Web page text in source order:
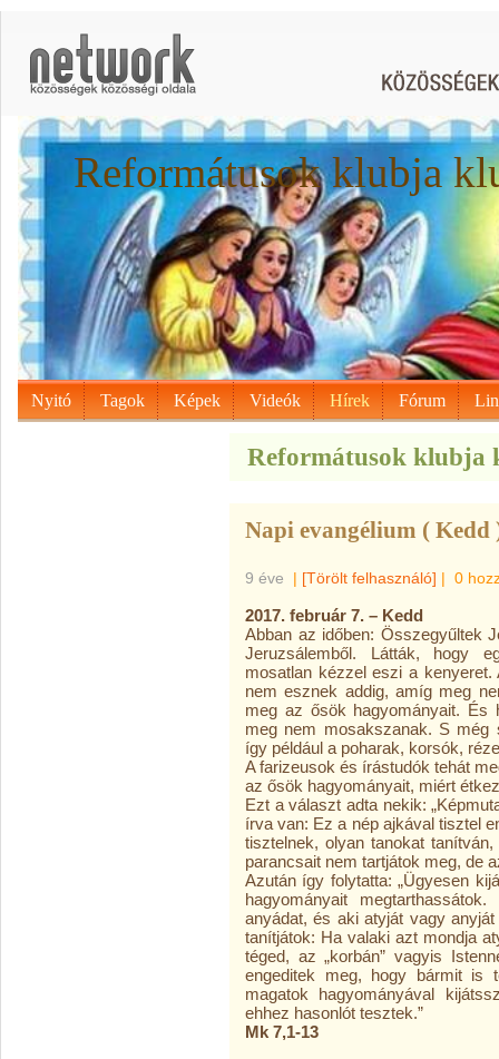
Reformátusok klubja
Nyitó Tagok Képek Videók Hírek Fórum
Reformátusok klubja
Napi evangélium ( Kedd
9 éve | [Törölt felhasználó] | 0
2017. február 7. – Kedd
Abban az időben: Összegyűltek
Jeruzsálemből. Látták, hogy
mosatlan kézzel eszi a
nem esznek addig, amíg meg
meg az ősök hagyományait. És
meg nem mosakszanak. S még
így például a poharak, korsók,
A farizeusok és írástudók tehát
az ősök hagyományait, miért
Ezt a választ adta nekik:
írva van: Ez a nép ajkával tisztel
tisztelnek, olyan tanokat
parancsait nem tartjátok meg, de
Azután így folytatta: „Ügyesen
hagyományait
anyádat, és aki atyját vagy
tanítjátok: Ha valaki azt mondja
téged, az „korbán” vagyis
engeditek meg, hogy bármit is
magatok hagyományával
ehhez hasonlót tesztek.”
Mk 7,1-13